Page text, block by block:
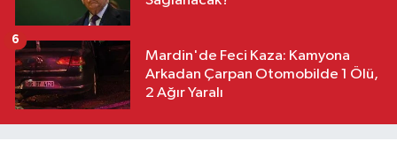
Mardin'de Feci Kaza: Kamyona
Arkadan Çarpan Otomobilde 1 Ölü,
2 Ağır Yaralı
6